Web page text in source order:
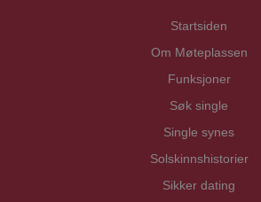
Startsiden
Om Møteplassen
Funksjoner
Søk single
Single synes
Solskinnshistorier
Sikker dating